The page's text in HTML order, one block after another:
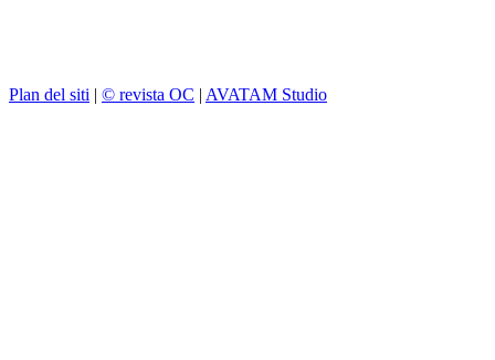
Plan del siti | © revista OC | AVATAM Studio